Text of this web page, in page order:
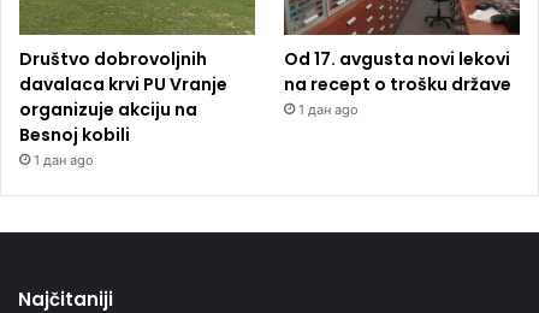
Društvo dobrovoljnih
davalaca krvi PU Vranje
organizuje akciju na
Besnoj kobili
1 дан ago
Od 17. avgusta novi lekovi
na recept o trošku države
1 дан ago
Najčitaniji